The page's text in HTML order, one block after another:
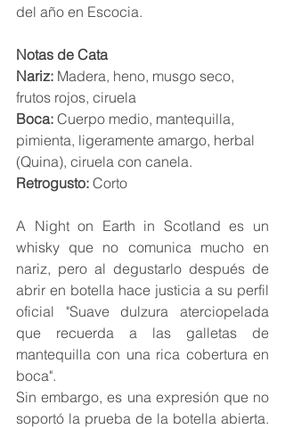
del año en Escocia.
Notas de Cata
Nariz: Madera, heno, musgo seco,
frutos rojos, ciruela
Boca: Cuerpo medio, mantequilla,
pimienta, ligeramente amargo, herbal
(Quina), ciruela con canela.
Retrogusto: Corto
A Night on Earth in Scotland es un
whisky que no comunica mucho en
nariz, pero al degustarlo después de
abrir en botella hace justicia a su perfil
oficial "Suave dulzura aterciopelada
que recuerda a las galletas de
mantequilla con una rica cobertura en
boca".
Sin embargo, es una expresión que no
soportó la prueba de la botella abierta.